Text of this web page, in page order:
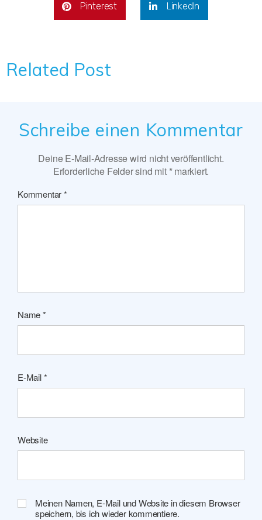
Pinterest LinkedIn
Related Post
Schreibe einen Kommentar
Deine E-Mail-Adresse wird nicht veröffentlicht.
Erforderliche Felder sind mit *markiert.
Kommentar*
Name*
E-Mail*
Website
Meinen Namen, E-Mail und Website in diesem Browser
speichern, bis ich wieder kommentiere.